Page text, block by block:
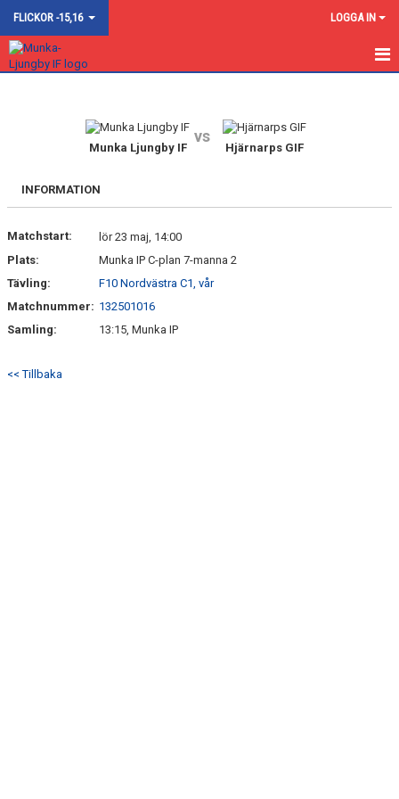
FLICKOR -15,16 LOGGA IN
MATCHER
TRUPPEN
BILDGALLERI
Munka Ljungby IF
vs
Hjärnarps GIF
INFORMATION
Matchstart:
lör 23 maj, 14:00
Plats:
Munka IP C-plan 7-manna 2
Tävling:
F10 Nordvästra C1, vår
Matchnummer: 132501016
Samling:
13:15, Munka IP
<< Tillbaka